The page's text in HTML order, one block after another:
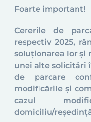
Foarte important!
Cererile de
respectiv 2025,
soluționarea lor și
unei alte solicitări
de parcare
modificările și
cazul
domiciliu/